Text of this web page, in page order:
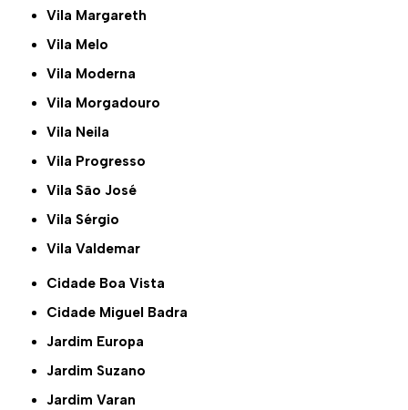
Vila Margareth
Vila Melo
Vila Moderna
Vila Morgadouro
Vila Neila
Vila Progresso
Vila São José
Vila Sérgio
Vila Valdemar
Cidade Boa Vista
Cidade Miguel Badra
Jardim Europa
Jardim Suzano
Jardim Varan